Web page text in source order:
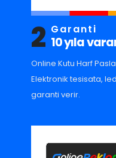
2 Garanti
10 yıla
Online Kutu Harf
Elektronik tesisata,
garanti verir.